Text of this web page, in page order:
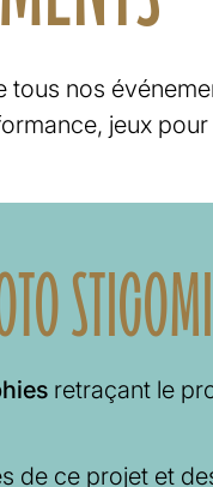
tous nos
jeux
retraçant le
de ce projet et